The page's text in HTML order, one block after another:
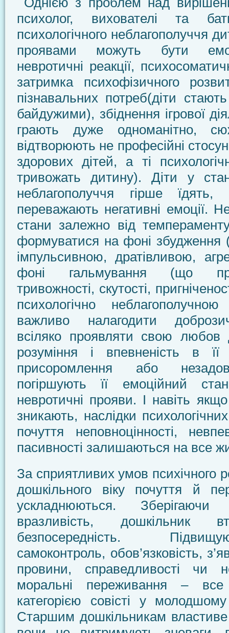
психолог, вихователі та
психологічного
проявами можуть бути
невротичні реакції,
затримка психофізичного
пізнавальних потреб(діти
байдужими), збіднення ігрової
грають дуже одноманітно,
відтворюють не професійні
здорових дітей, а ті
тривожать дитину). Діти у
неблагополуччя гірше
переважають негативні емоції.
стани залежно від
формуватися на фоні збудження
імпульсивною, дратівливою,
фоні гальмування (що
тривожності, скутості,
психологічно
важливо налагодити
всіляко проявляти свою любов
розуміння і впевненість в її
присоромлення або
погіршують її емоційний
невротичні прояви. І навіть
зникають, наслідки
почуття неповноцінності,
пасивності залишаються на все
За сприятливих умов психічного
дошкільного віку почуття й
ускладнюються. Зберігаючи
вразливість, дошкільник
безпосередність.
самоконтроль, обов’язковість,
провини, справедливості чи
моральні переживання –
категорією совісті у
Старшим дошкільникам властиве